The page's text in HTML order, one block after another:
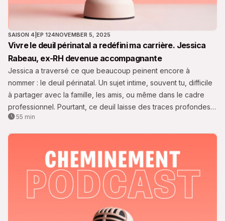
SAISON 4 EP 124NOVEMBER 5, 2025
Vivre le deuil périnatal a redéfini ma carrière. Jessica
Rabeau, ex-RH devenue accompagnante
Jessica a traversé ce que beaucoup peinent encore à
nommer : le deuil périnatal. Un sujet intime, souvent tu, difficile
à partager avec la famille, les amis, ou même dans le cadre
professionnel. Pourtant, ce deuil laisse des traces profondes
— dans le corps, dans le cœur, et parfois dans le parcours de
55 min